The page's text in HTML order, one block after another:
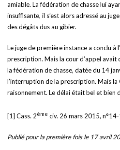
amiable. La fédération de chasse lui
insuffisante, il s’est alors adressé au
des dégâts dus au gibier.
Le juge de première instance a conclu à
prescription. Mais la cour d’appel
la fédération de chasse, datée du 14
l’interruption de la prescription. Mais la
raisonnement. Le délai était bel et bien
[1] Cass. 2ème civ. 26 mars 2015,
Publié pour la première fois le 17 avril